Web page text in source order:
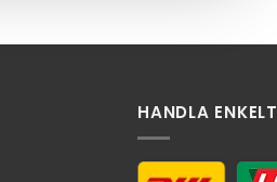
HANDLA ENKELT